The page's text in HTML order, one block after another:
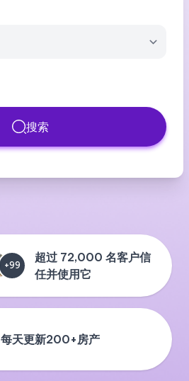
搜索
+99
超过 72,000 名客户信
任并使用它
每天更新200+房产